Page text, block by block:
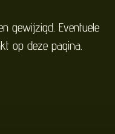
gewijzigd. Eventuele
op deze pagina.